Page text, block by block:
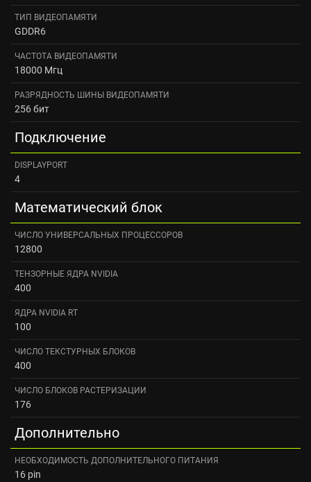
ТИП ВИДЕОПАМЯТИ
GDDR6
ЧАСТОТА ВИДЕОПАМЯТИ
18000 Мгц
РАЗРЯДНОСТЬ ШИНЫ ВИДЕОПАМЯТИ
256 бит
Подключение
DISPLAYPORT
4
Математический блок
ЧИСЛО УНИВЕРСАЛЬНЫХ ПРОЦЕССОРОВ
12800
ТЕНЗОРНЫЕ ЯДРА NVIDIA
400
ЯДРА NVIDIA RT
100
ЧИСЛО ТЕКСТУРНЫХ БЛОКОВ
400
ЧИСЛО БЛОКОВ РАСТЕРИЗАЦИИ
176
Дополнительно
НЕОБХОДИМОСТЬ ДОПОЛНИТЕЛЬНОГО ПИТАНИЯ
16 pin